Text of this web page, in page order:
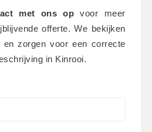
met ons op voor meer
offerte. We bekijken
en zorgen voor een correcte
in Kinrooi.